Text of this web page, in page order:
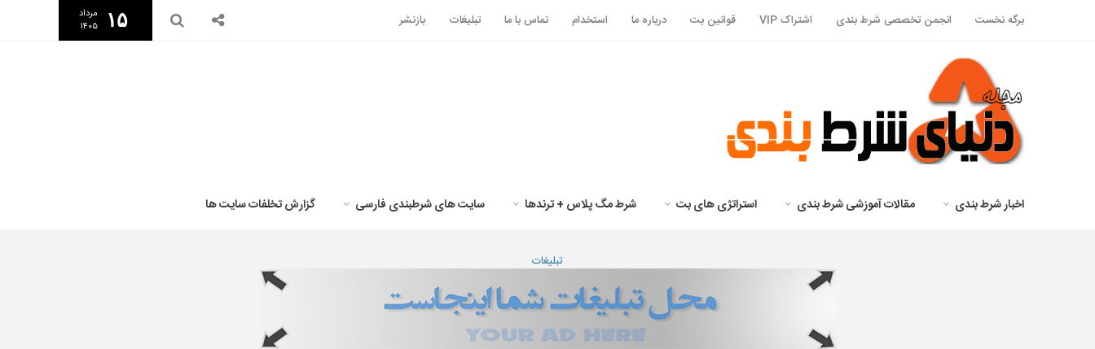
برگه نخست انجمن تخصصی شرط بندی اشتراک VIP قوانین بت درباره ما استخدام تماس با ما تبلیغات بازنشر ۱۵
مرداد
۱۴۰۵
اخبار شرط بندی مقالات آموزشی شرط بندی استراتژی های بت شرط مگ پلاس + ترندها سایت های شرطبندی فارسی گزارش تخلفات سایت ها
تبلیغات